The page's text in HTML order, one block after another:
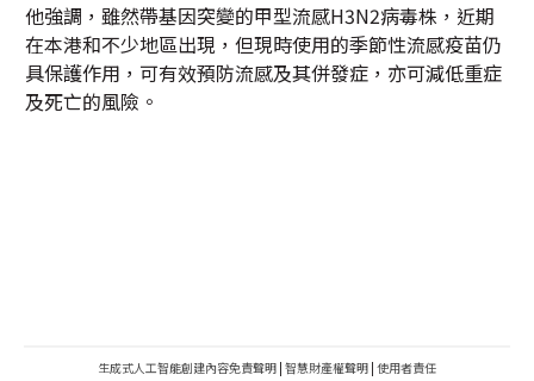
他強調，雖然帶基因突變的甲型流感H3N2病毒株，近期
在本港和不少地區出現，但現時使用的季節性流感疫苗仍
具保護作用，可有效預防流感及其併發症，亦可減低重症
及死亡的風險。
生成式人工智能創建內容免責聲明 | 智慧財產權聲明 | 使用者責任